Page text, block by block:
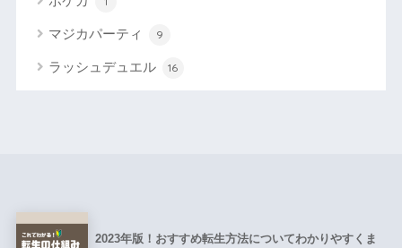
マジカパーティ 9
ラッシュデュエル 16
2023年版！おすすめ転生方法についてわかりやすくま